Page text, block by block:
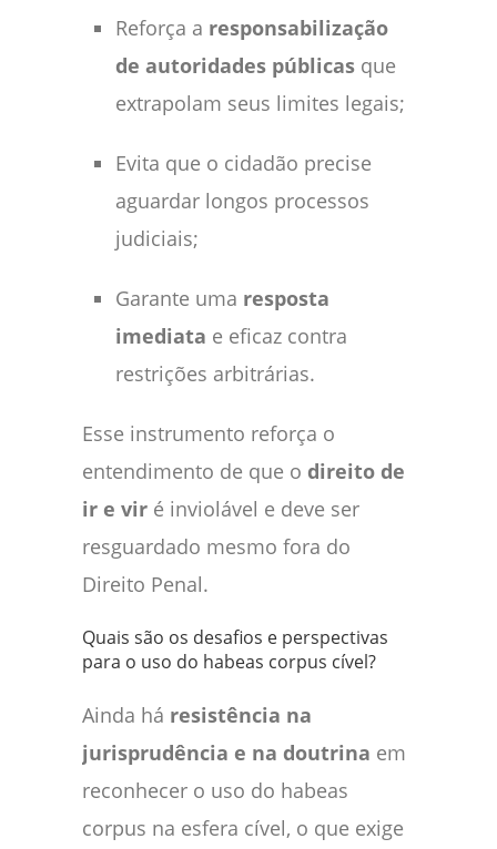
Reforça a responsabilização
de autoridades públicas que
extrapolam seus limites legais;
Evita que o cidadão precise
aguardar longos processos
judiciais;
Garante uma resposta
imediata e eficaz contra
restrições arbitrárias.
Esse instrumento reforça o
entendimento de que o direito de
ir e vir é inviolável e deve ser
resguardado mesmo fora do
Direito Penal.
Quais são os desafios e perspectivas
para o uso do habeas corpus cível?
Ainda há resistência na
jurisprudência e na doutrina em
reconhecer o uso do habeas
corpus na esfera cível, o que exige